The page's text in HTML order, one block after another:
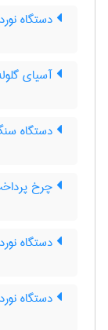
دستگاه
آسیای
دستگاه
چرخ
دستگاه
دستگاه